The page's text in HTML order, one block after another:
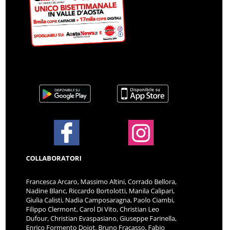
COLLABORATORI
Francesca Arcaro, Massimo Altini, Corrado Bellora,
Nadine Blanc, Riccardo Bortolotti, Manila Calipari,
Giulia Calisti, Nadia Camposaragna, Paolo Ciambi,
Filippo Clermont, Carol Di Vito, Christian Leo
Dufour, Christian Evaspasiano, Giuseppe Farinella,
Enrico Formento Dojot, Bruno Fracasso, Fabio